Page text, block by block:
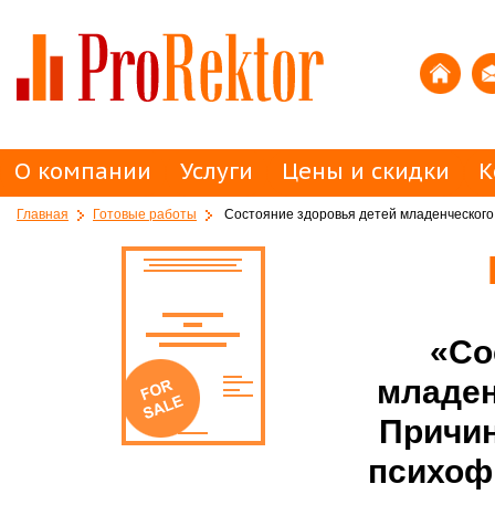
О компании Услуги Цены и скидки
Главная Готовые работы Состояние здоровья детей